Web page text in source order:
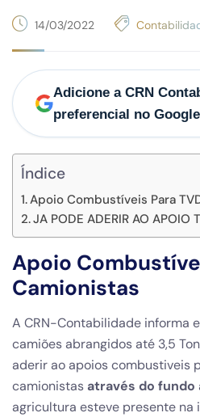
14/03/2022
Adicione a CRN
preferencial no Google
Índice
Apoio Combustíveis Para
JA PODE ADERIR AO APOIO
Apoio
Camionistas
A CRN-Contabilidade informa
camiões abrangidos até 3,5
aderir ao apoios combustiveis
camionistas através do fundo
agricultura esteve presente na